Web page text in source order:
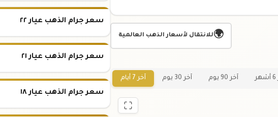
🌍للانتقال لأسعار الذهب العالمية
آخر 90 يوم آخر 30 يوم آخر 7 أيام
سعر جرام الذهب عيار ٢٢
سعر جرام الذهب عيار ٢١
سعر جرام الذهب عيار ١٨